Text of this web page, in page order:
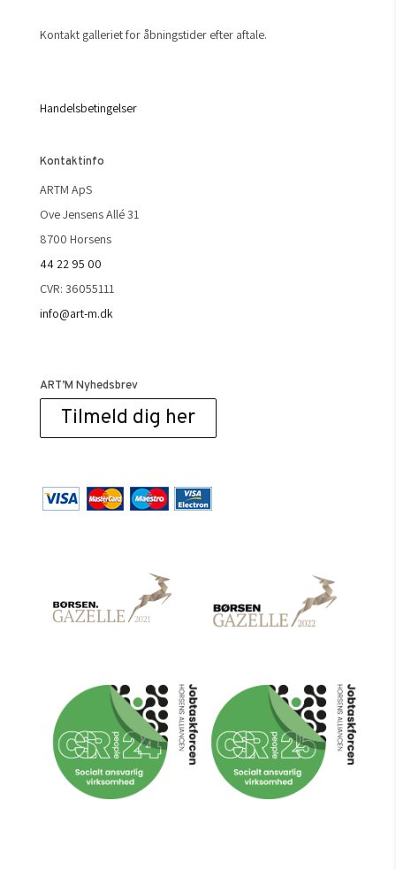
Kontakt galleriet for åbningstider efter aftale.
Handelsbetingelser
Kontaktinfo
ARTM ApS
Ove Jensens Allé 31
8700 Horsens
44 22 95 00
CVR: 36055111
info@art-m.dk
ART’M Nyhedsbrev
Tilmeld dig her